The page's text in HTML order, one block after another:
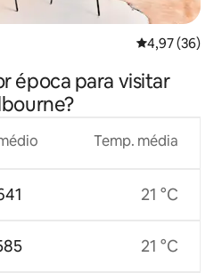
4,97 de uma
4,97 (36)
época para visitar
Temp. média
21 °C
21 °C